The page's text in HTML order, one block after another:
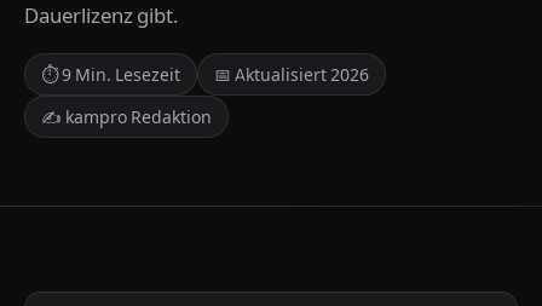
Dauerlizenz gibt.
⏱ 9 Min. Lesezeit
📅 Aktualisiert 2026
✍ kampro Redaktion